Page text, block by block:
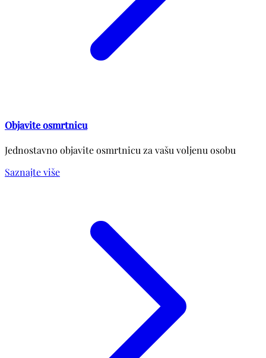
Objavite osmrtnicu
Jednostavno objavite osmrtnicu za vašu voljenu osobu
Saznajte više